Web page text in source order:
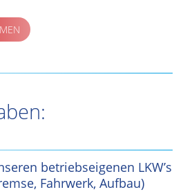
betriebseigenen LKW’s
Fahrwerk, Aufbau)